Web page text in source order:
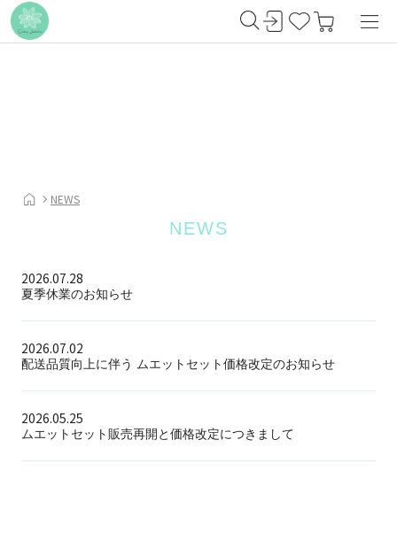
NEWS
NEWS
2026.07.28
夏季休業のお知らせ
2026.07.02
配送品質向上に伴う ムエットセット価格改定のお知らせ
2026.05.25
ムエットセット販売再開と価格改定につきまして